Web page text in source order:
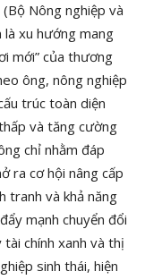
Nông nghiệp và
là xu hướng mang
mới” của thương
ông, nông nghiệp
trúc toàn diện
và tăng cường
chỉ nhằm đáp
ra cơ hội nâng cấp
tranh và khả năng
mạnh chuyển đổi
chính xanh và thị
sinh thái, hiện